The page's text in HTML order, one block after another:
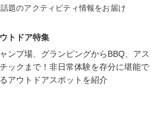
題のアクティビティ情報をお届け
トドア特集
ンプ場、グランピングからBBQ、アス
ックまで！非日常体験を存分に堪能で
アウトドアスポットを紹介